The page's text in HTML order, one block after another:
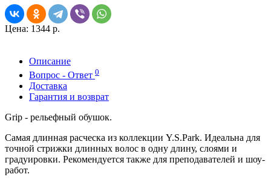
Цена: 1344 р.
Описание
Вопрос - Ответ 0
Доставка
Гарантия и возврат
Grip - рельефный обушок.
Самая длинная расческа из коллекции Y.S.Park. Идеальна для
точной стрижки длинных волос в одну длину, слоями и
градуировки. Рекомендуется также для преподавателей и шоу-
работ.